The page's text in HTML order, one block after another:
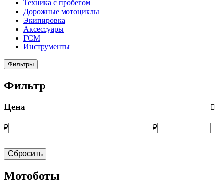
Техника с пробегом
Дорожные мотоциклы
Экипировка
Аксессуары
ГСМ
Инструменты
Фильтры
Фильтр
Цена
₽ ₽
Сбросить
Мотоботы